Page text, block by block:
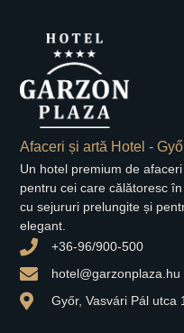
Afaceri și artă Hotel -
Un hotel premium de
pentru cei care călătoresc
cu sejururi prelungite și
elegant.
+36-96/900-500
hotel@garzonplaza.hu
Győr, Vasvári Pál utca